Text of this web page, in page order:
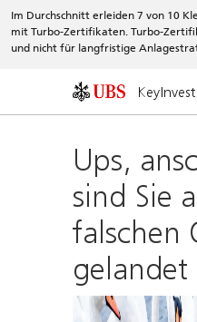
Im Durchschnitt erleiden 7 von 10
mit Turbo-Zertifikaten. Turbo-
und nicht für langfristige
KeyInvest
Ups,
sind Sie
falschen
gelandet